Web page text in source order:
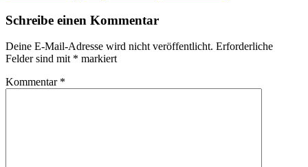
Schreibe einen Kommentar
Deine E-Mail-Adresse wird nicht veröffentlicht. Erforderliche
Felder sind mit * markiert
Kommentar *